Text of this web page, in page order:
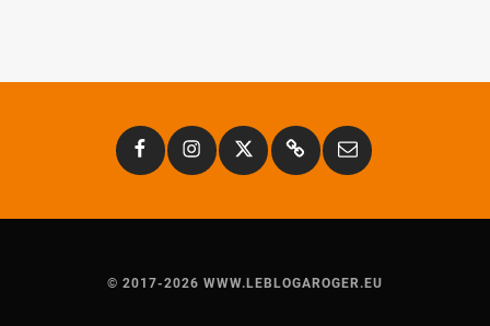
FacebookInstagramTwitterSubstack
Email
© 2017-2026 WWW.LEBLOGAROGER.EU